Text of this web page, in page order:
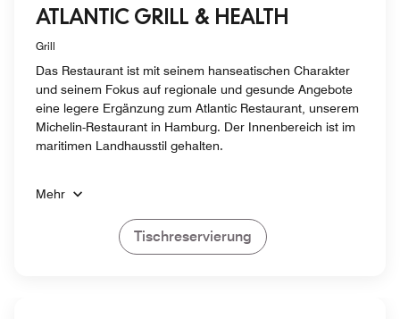
ATLANTIC GRILL & HEALTH
Grill
Das Restaurant ist mit seinem hanseatischen Charakter
und seinem Fokus auf regionale und gesunde Angebote
eine legere Ergänzung zum Atlantic Restaurant, unserem
Michelin-Restaurant in Hamburg. Der Innenbereich ist im
maritimen Landhausstil gehalten.
Mehr
Tischreservierung